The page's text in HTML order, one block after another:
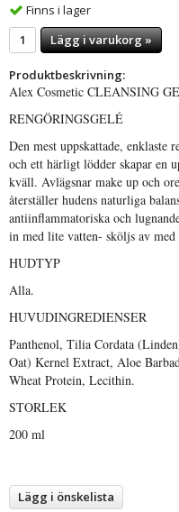
Finns i lager
Lägg i varukorg »
Produktbeskrivning:
Alex Cosmetic CLEANSING
RENGÖRINGSGELÉ
Den mest uppskattade,
och ett härligt lödder skapar en
kväll. Avlägsnar make up och
återställer hudens naturliga
antiinflammatoriska och
in med lite vatten- sköljs av
HUDTYP
Alla.
HUVUDINGREDIENSER
Panthenol, Tilia Cordata
Oat) Kernel Extract, Aloe
Wheat Protein, Lecithin.
STORLEK
200 ml
Lägg i önskelista